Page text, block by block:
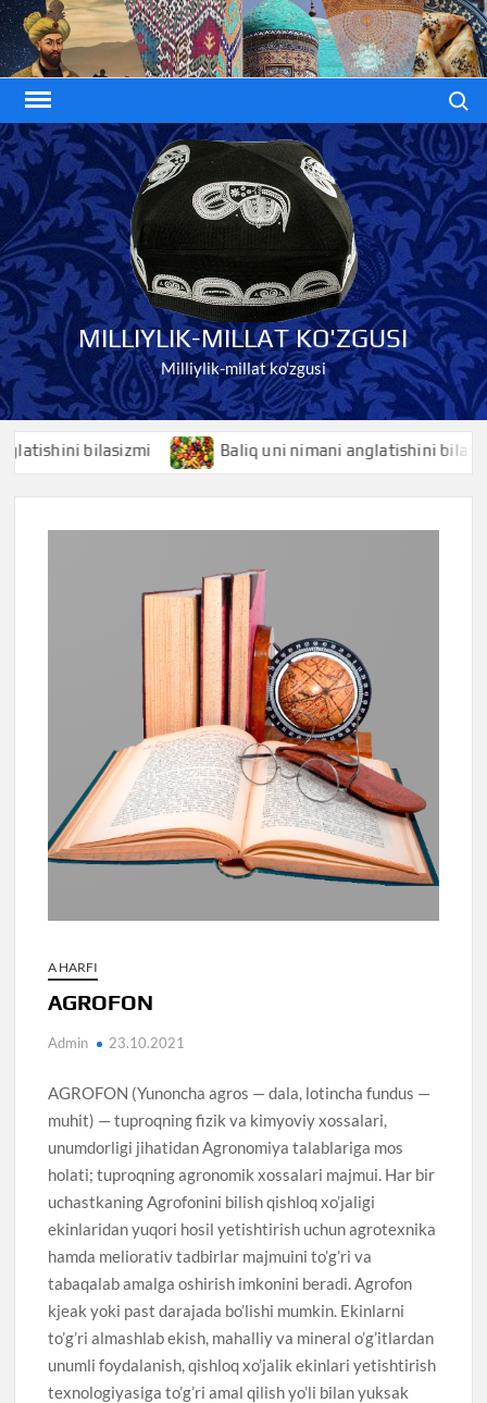
Skip
to
content
MILLIYLIK-MILLAT KO'ZGUSI
Milliylik-millat ko'zgusi
bilasizmi Baliq uni nimani anglatishini bilasizmi
A HARFI
AGROFON
Admin 23.10.2021
AGROFON (Yunoncha agros — dala, lotincha fundus —
muhit) — tuproqning fizik va kimyoviy xossalari,
unumdorligi jihatidan Agronomiya talablariga mos
holati; tuproqning agronomik xossalari majmui. Har bir
uchastkaning Agrofonini bilish qishloq xo’jaligi
ekinlaridan yuqori hosil yetishtirish uchun agrotexnika
hamda meliorativ tadbirlar majmuini to’g’ri va
tabaqalab amalga oshirish imkonini beradi. Agrofon
kjeak yoki past darajada bo’lishi mumkin. Ekinlarni
to’g’ri almashlab ekish, mahalliy va mineral o’g’itlardan
unumli foydalanish, qishloq xo’jalik ekinlari yetishtirish
texnologiyasiga to’g’ri amal qilish yo’li bilan yuksak